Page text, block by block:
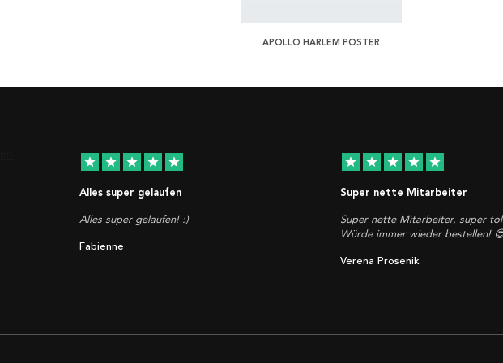
APOLLO HARLEM POSTER
star star star star star
Alles super gelaufen
Alles super gelaufen! :)
Fabienne
star star star star star
Super nette Mitarbeiter
Super nette Mitarbeiter, super
Würde immer wieder bestellen!
Verena Prosenik